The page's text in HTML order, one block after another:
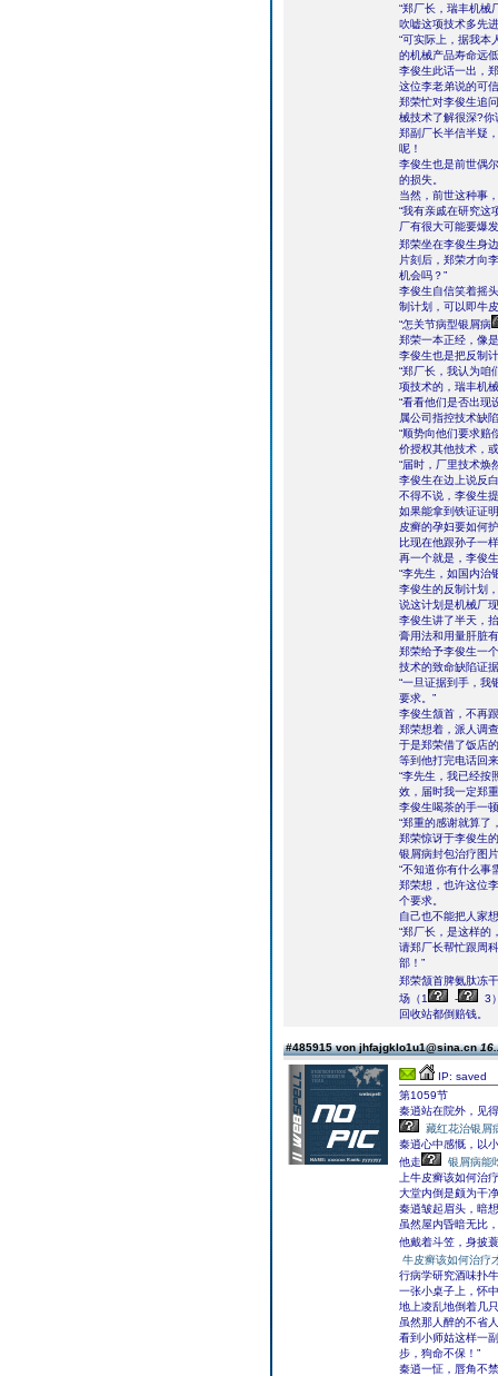
“郑厂长，瑞丰机械
吹嘘这项技术多先
“可实际上，据我本
的机械产品寿命远
李俊生此话一出，
这位李老弟说的可
郑荣忙对李俊生追
械技术了解很深?你
郑副厂长半信半疑
呢！
李俊生也是前世偶
的损失。
当然，前世这种事
“我有亲戚在研究这
厂有很大可能要爆
郑荣坐在李俊生身
片刻后，郑荣才向
机会吗？”
李俊生自信笑着摇
制计划，可以即牛
“怎关节病型银屑病
郑荣一本正经，像
李俊生也是把反制
“郑厂长，我认为咱
项技术的，瑞丰机
“看看他们是否出现
属公司指控技术缺
“顺势向他们要求赔
价授权其他技术，
“届时，厂里技术焕
李俊生在边上说反
不得不说，李俊生
如果能拿到铁证证
皮癣的孕妇要如何
比现在他跟孙子一
再一个就是，李俊
“李先生，如国内治
李俊生的反制计划
说这计划是机械厂
李俊生讲了半天，
膏用法和用量肝脏
郑荣给予李俊生一
技术的致命缺陷证
“一旦证据到手，我
要求。”
李俊生颔首，不再
郑荣想着，派人调
于是郑荣借了饭店
等到他打完电话回
“李先生，我已经按
效，届时我一定郑
李俊生喝茶的手一
“郑重的感谢就算了
郑荣惊讶于李俊生
银屑病封包治疗图片
“不知道你有什么事
郑荣想，也许这位
个要求。
自己也不能把人家
“郑厂长，是这样的
请郑厂长帮忙跟周
部！”
郑荣颔首脾氨肽冻
场（1
-
3
回收站都倒赔钱。
#485915 von jhfajgklo1u1@sina.cn
IP: saved
第1059节
秦逍站在院外，见
藏红花治银屑
秦逍心中感慨，以
他走
银屑病能
上牛皮癣该如何治
大堂内倒是颇为干
秦逍皱起眉头，暗
虽然屋内昏暗无比
他戴着斗笠，身披
牛皮癣该如何治疗
行病学研究酒味扑
一张小桌子上，怀
地上凌乱地倒着几
虽然那人醉的不省
看到小师姑这样一
步，狗命不保！”
秦逍一怔，唇角不